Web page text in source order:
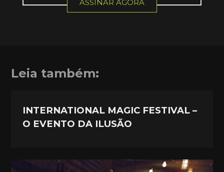
ASSINAR AGORA
Leia também:
INTERNATIONAL MAGIC FESTIVAL –
O EVENTO DA ILUSÃO